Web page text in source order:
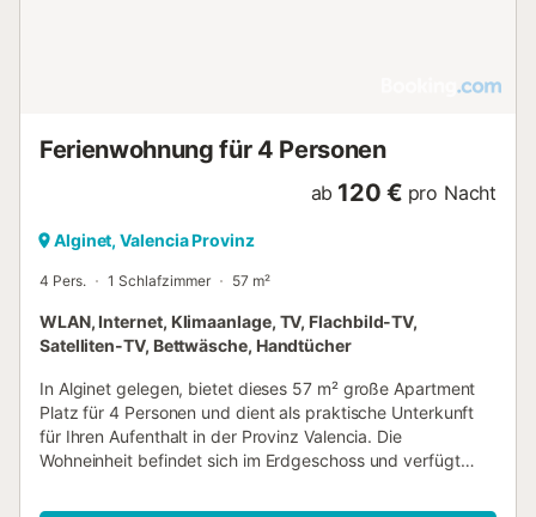
Ferienwohnung für 4 Personen
ab 120 € pro Nacht
Alginet, Valencia Provinz
4 Pers. 1 Schlafzimmer 57 m²
WLAN, Internet, Klimaanlage, TV, Flachbild-TV,
Satelliten-TV, Bettwäsche, Handtücher
In Alginet gelegen, bietet dieses 57 m² große Apartment
Platz für 4 Personen und dient als praktische Unterkunft
für Ihren Aufenthalt in der Provinz Valencia. Die
Wohneinheit befindet sich im Erdgeschoss und verfügt
Gebäude erleichtert. Der Innenbereich umfasst 1